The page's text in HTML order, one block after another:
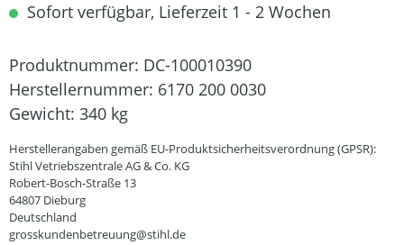
Sofort verfügbar, Lieferzeit 1 - 2 Wochen
Produktnummer: DC-100010390
Herstellernummer: 6170 200 0030
Gewicht: 340 kg
Herstellerangaben gemäß EU-Produktsicherheitsverordnung (GPSR):
Stihl Vetriebszentrale AG & Co. KG
Robert-Bosch-Straße 13
64807 Dieburg
Deutschland
grosskundenbetreuung@stihl.de